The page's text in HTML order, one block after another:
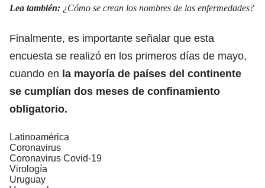
Lea también: ¿Cómo se crean los nombres de las enfermedades?
Finalmente, es importante señalar que esta
encuesta se realizó en los primeros días de mayo,
cuando en la mayoría de países del continente
se cumplían dos meses de confinamiento
obligatorio.
Latinoamérica
Coronavirus
Coronavirus Covid-19
Virología
Uruguay